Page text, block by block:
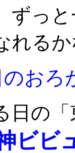
ずっ
れるか
おろ
の「
ビビ